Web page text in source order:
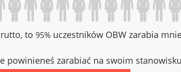
to 95% uczestników OBW zarabia
powinieneś zarabiać na swoim